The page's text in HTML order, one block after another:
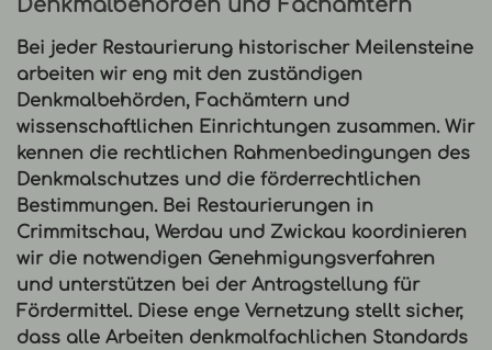
Denkmalbehörden und Fachämtern
Bei jeder Restaurierung historischer Meilensteine
arbeiten wir eng mit den zuständigen
Denkmalbehörden, Fachämtern und
wissenschaftlichen Einrichtungen zusammen. Wir
kennen die rechtlichen Rahmenbedingungen des
Denkmalschutzes und die förderrechtlichen
Bestimmungen. Bei Restaurierungen in
Crimmitschau, Werdau und Zwickau koordinieren
wir die notwendigen Genehmigungsverfahren
und unterstützen bei der Antragstellung für
Fördermittel. Diese enge Vernetzung stellt sicher,
dass alle Arbeiten denkmalfachlichen Standards